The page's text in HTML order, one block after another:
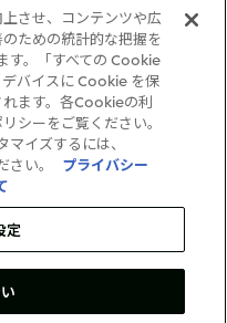
Youtube
させ、コンテンツや広
ための統計的な把握を
す。「すべての Cookie
バイスに Cookie を保
ます。各Cookieの利
シーをご覧ください。
イズするには、
さい。
プライバシー
定